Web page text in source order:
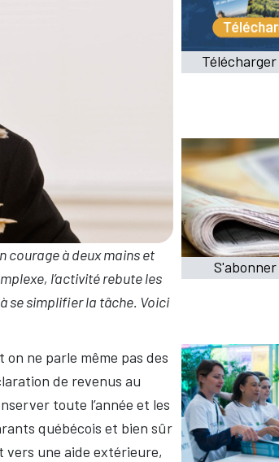
courage à deux mains et
l’activité rebute les
se simplifier la tâche. Voici
ne parle même pas des
de revenus au
toute l’année et les
québécois et bien sûr
vers une aide extérieure,